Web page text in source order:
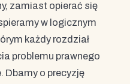
zamiast opierać się
w logicznym
każdy rozdział
problemu prawnego
Dbamy o precyzję